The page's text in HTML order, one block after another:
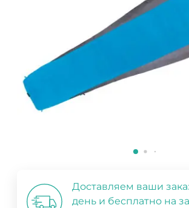
Доставляем ваши
день и бесплатно на